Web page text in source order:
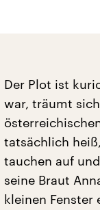
Der Plot ist
war, träumt
tatsächlich
tauchen auf
seine Braut
kleinen Fenster